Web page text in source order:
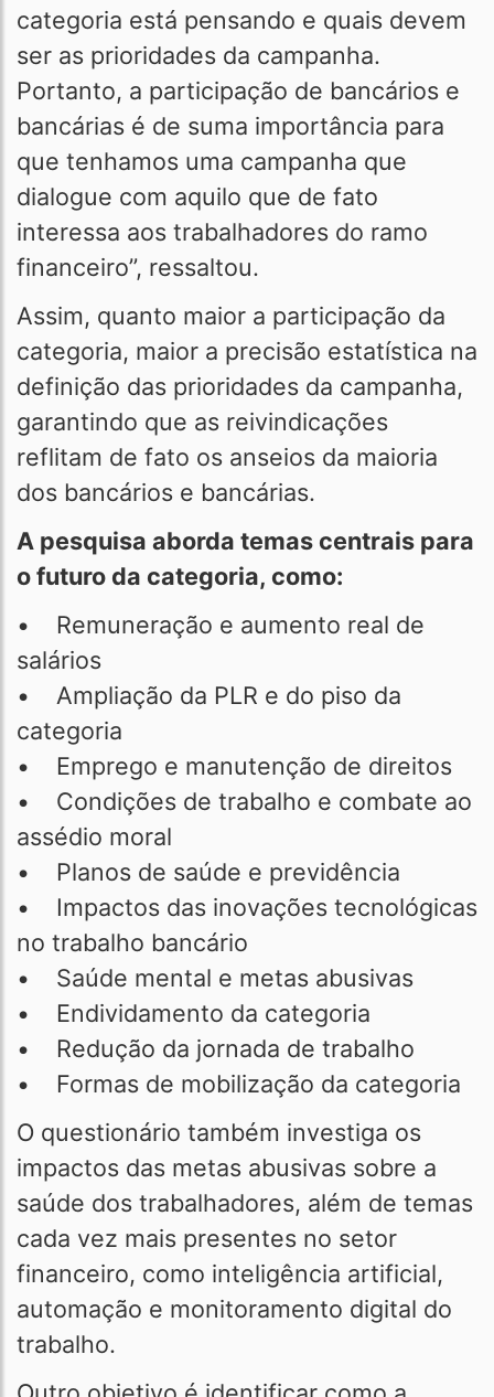
categoria está pensando e quais devem
ser as prioridades da campanha.
Portanto, a participação de bancários e
bancárias é de suma importância para
que tenhamos uma campanha que
dialogue com aquilo que de fato
interessa aos trabalhadores do ramo
financeiro”, ressaltou.
Assim, quanto maior a participação da
categoria, maior a precisão estatística na
definição das prioridades da campanha,
garantindo que as reivindicações
reflitam de fato os anseios da maioria
dos bancários e bancárias.
A pesquisa aborda temas centrais para
o futuro da categoria, como:
• Remuneração e aumento real de
salários
• Ampliação da PLR e do piso da
categoria
• Emprego e manutenção de direitos
• Condições de trabalho e combate ao
assédio moral
• Planos de saúde e previdência
• Impactos das inovações tecnológicas
no trabalho bancário
• Saúde mental e metas abusivas
• Endividamento da categoria
• Redução da jornada de trabalho
• Formas de mobilização da categoria
O questionário também investiga os
impactos das metas abusivas sobre a
saúde dos trabalhadores, além de temas
cada vez mais presentes no setor
financeiro, como inteligência artificial,
automação e monitoramento digital do
trabalho.